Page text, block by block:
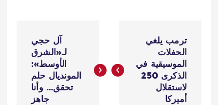
ص
ترمب يلغي
الحفلات
الموسيقية في
الذكرى 250
لاستقلال
أميركا
آل حجي
لـ«الشرق
الأوسط»:
المونديال حلم
تحقق… وأنا
جاهز